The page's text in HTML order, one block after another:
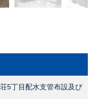
5丁目配水支管布設及び